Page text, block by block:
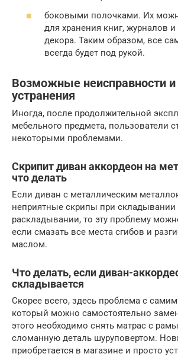
боковыми полочками. Их
для хранения книг, журналов
декора. Таким образом, все
всегда будет под рукой.
Возможные неисправности
устранения
Иногда, после продолжительной
мебельного предмета, пользователи
некоторыми проблемами.
Скрипит диван аккордеон на
что делать
Если диван с металлическим
неприятные скрипы при складывании
раскладывании, то эту проблему
если смазать все места сгибов и
маслом.
Что делать, если диван-
складывается
Скорее всего, здесь проблема с
который можно самостоятельно
этого необходимо снять матрас с
сломанную деталь шуруповертом.
приобретается в магазине и просто